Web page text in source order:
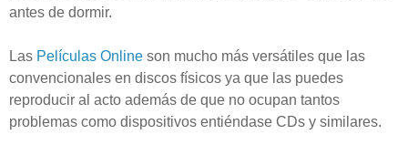
antes de dormir.
Las Películas Online son mucho más versátiles que las
convencionales en discos físicos ya que las puedes
reproducir al acto además de que no ocupan tantos
problemas como dispositivos entiéndase CDs y similares.